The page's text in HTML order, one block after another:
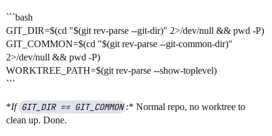
```bash
GIT_DIR=$(cd "$(git rev-parse --git-dir)" 2>/dev/null && pwd -P)
GIT_COMMON=$(cd "$(git rev-parse --git-common-dir)"
2>/dev/null && pwd -P)
WORKTREE_PATH=$(git rev-parse --show-toplevel)
```
*If GIT_DIR == GIT_COMMON :* Normal repo, no worktree to
clean up. Done.